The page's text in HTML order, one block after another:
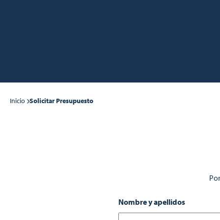
Inicio Solicitar Presupuesto
Nombre y apellidos